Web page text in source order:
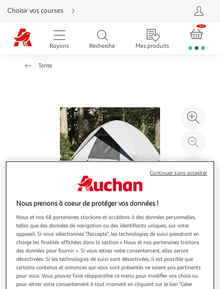
Aller
directement
au
contenu
Aller
directement
Aller
Choisir vos courses
Rayons Recherche Mes produits
Tente
à
100
le
Illustration
précédente
Illustration
suivante
VIDAXL
Tente de camping a dome 4 personnes tissu occultant
Nous prenons à coeur de protéger vos données !
Nous et nos 68 partenaires stockons et accédons à des données personnelles,
telles que des données de navigation ou des identifiants uniques, sur votre
appareil. Si vous sélectionnez "J'accepte", les technologies de suivi prendront en
charge les finalités affichées dans la section « Nous et nos partenaires traitons
des données pour fournir ». Si vous retirez votre consentement, elles seront
désactivées. Si les technologies de suivi sont désactivées, il est possible que
certains contenus et annonces qui vous sont présentés ne soient pas pertinents
pour vous. Vous pouvez faire réapparaître ce menu pour modifier vos choix ou
pour retirer votre consentement à tout moment en cliquant sur le lien "Gérer
Continuer sans accepter